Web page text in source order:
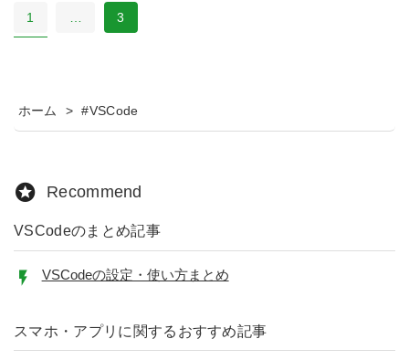
1 3
ホーム > #VSCode
Recommend
VSCodeのまとめ記事
VSCodeの設定・使い方まとめ
スマホ・アプリに関するおすすめ記事